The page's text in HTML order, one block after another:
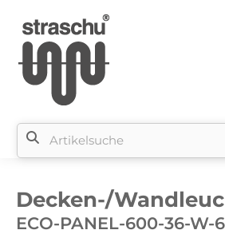
Decken-/
ECO-PANEL-600-36-W-